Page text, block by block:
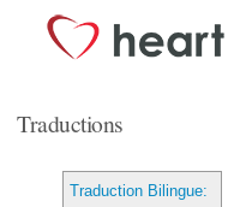
Traductions
Traduction Bilingue: